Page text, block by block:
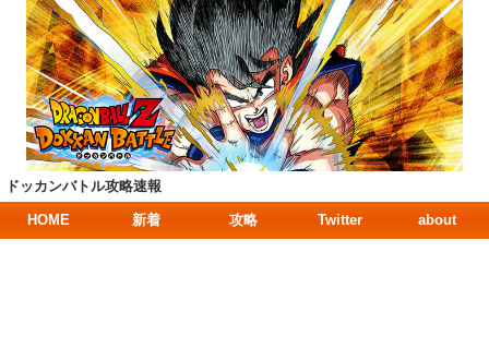
ドッカンバトル攻略速報
HOME 新着 攻略 Twitter about